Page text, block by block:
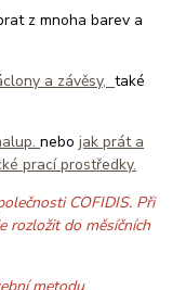
z mnoha barev a
a závěsy,také
nebojak prát a
prací prostředky.
COFIDIS. Při
rozložit do měsíčních